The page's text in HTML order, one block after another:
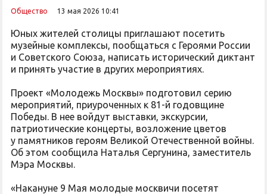
Общество 13 мая 2026 10:41
Юных жителей столицы приглашают посетить
музейные комплексы, пообщаться с Героями России
и Советского Союза, написать исторический диктант
и принять участие в других мероприятиях.
Проект «Молодежь Москвы» подготовил серию
мероприятий, приуроченных к 81-й годовщине
Победы. В нее войдут выставки, экскурсии,
патриотические концерты, возложение цветов
у памятников героям Великой Отечественной войны.
Об этом сообщила Наталья Сергунина, заместитель
Мэра Москвы.
«Накануне 9 Мая молодые москвичи посетят